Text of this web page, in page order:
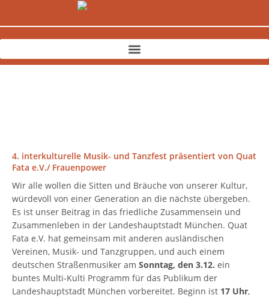
4. interkulturelle Musik- und Tanzfest präsentiert von Quat
Fata e.V./ Frauenpower
Wir alle wollen die Sitten und Bräuche von unserer Kultur,
würdevoll von einer Generation an die nächste übergeben.
Es ist unser Beitrag in das friedliche Zusammensein und
Zusammenleben in der Landeshauptstadt München. Quat
Fata e.V. hat gemeinsam mit anderen ausländischen
Vereinen, Musik- und Tanzgruppen, und auch einem
deutschen Straßenmusiker am Sonntag, den 3.12. ein
buntes Multi-Kulti Programm für das Publikum der
Landeshauptstadt München vorbereitet. Beginn ist 17 Uhr,